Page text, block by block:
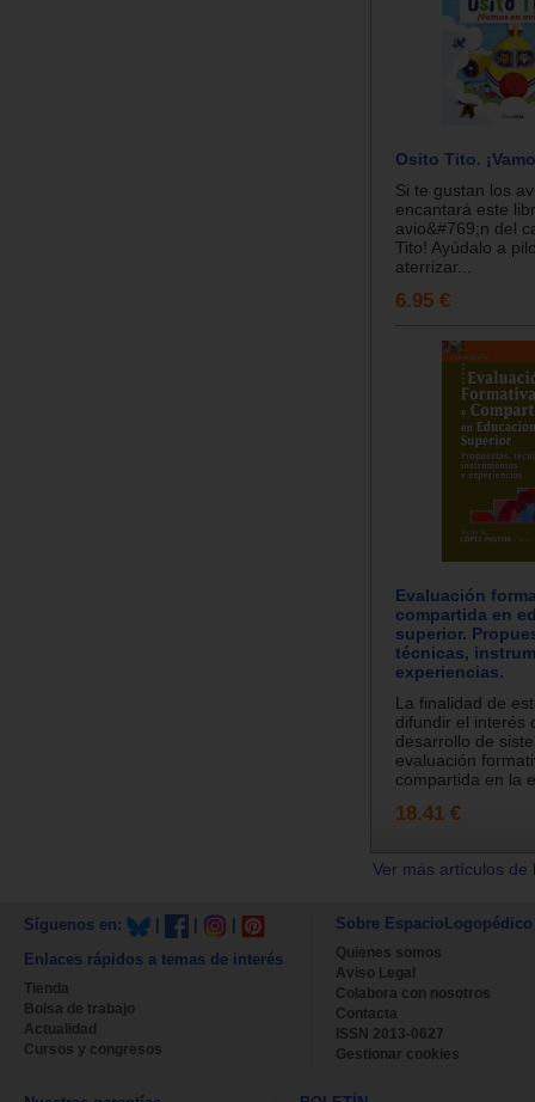
Osito Tito.
Si te gustan los
encantará este
avio&#769;n del
Tito! Ayúdalo a
aterrizar...
6.95 €
Evaluación
compartida en
superior.
técnicas,
experiencias.
La finalidad de
difundir el interés
desarrollo de
evaluación
compartida en la
18.41 €
Ver más artículos
Síguenos en:
Enlaces rápidos a temas de interés
Tienda
Bolsa de trabajo
Actualidad
Cursos y congresos
Sobre EspacioLogopédico
Quienes somos
Aviso Legal
Colabora con nosotros
Contacta
ISSN 2013-0627
Gestionar cookies